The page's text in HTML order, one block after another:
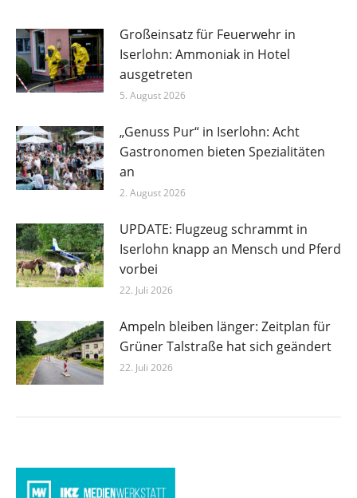
Großeinsatz für Feuerwehr in
Iserlohn: Ammoniak in Hotel
ausgetreten
5. August 2026
„Genuss Pur“ in Iserlohn: Acht
Gastronomen bieten Spezialitäten
an
2. August 2026
UPDATE: Flugzeug schrammt in
Iserlohn knapp an Mensch und Pferd
vorbei
22. Juli 2026
Ampeln bleiben länger: Zeitplan für
Grüner Talstraße hat sich geändert
22. Juli 2026